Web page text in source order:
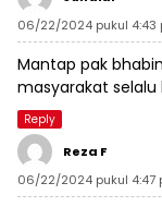
06/22/2024 pukul 4:43
Mantap pak
masyarakat
Reply
Reza F
06/22/2024 pukul 4:47